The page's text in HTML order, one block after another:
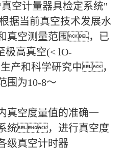
空计量器具检定系统"
据当前真空技术发展水
真空测量范围，已
极高真空(< lO-
产和科学研究中，
围为10-8～
空度量值的准确一
统，进行真空度
级真空计时器